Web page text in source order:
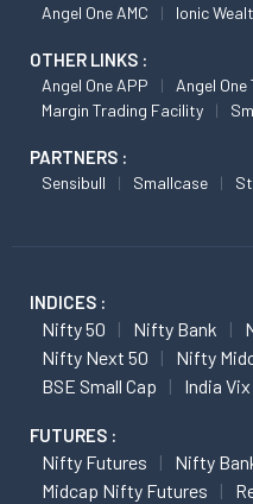
Angel One AMC Ionic
OTHER LINKS :
Angel One APP Angel One
Margin Trading Facility
PARTNERS :
Sensibull Smallcase
INDICES :
Nifty 50 Nifty Bank
Nifty Next 50
Nifty
BSE Small Cap
India Vix
FUTURES :
Nifty Futures
Nifty
Midcap Nifty Futures